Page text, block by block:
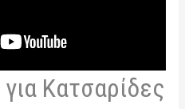
Κατσαρίδες